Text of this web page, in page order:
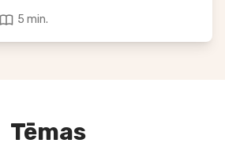
5 min.
Tēmas